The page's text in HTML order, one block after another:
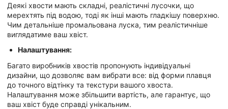
Деякі хвости мають складні, реалістичні лусочки, що
мерехтять під водою, тоді як інші мають гладкішу поверхню.
Чим детальніше промальована луска, тим реалістичніше
виглядатиме ваш хвіст.
Налаштування:
Багато виробників хвостів пропонують індивідуальні
дизайни, що дозволяє вам вибрати все: від форми плавця
до точного відтінку та текстури вашого хвоста.
Налаштування може збільшити вартість, але гарантує, що
ваш хвіст буде справді унікальним.